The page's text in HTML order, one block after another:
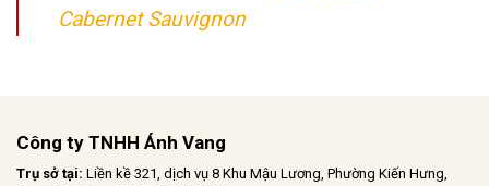
Cabernet Sauvignon
Công ty TNHH Ánh Vang
Trụ sở tại: Liền kề 321, dịch vụ 8 Khu Mậu Lương, Phường Kiến Hưng,